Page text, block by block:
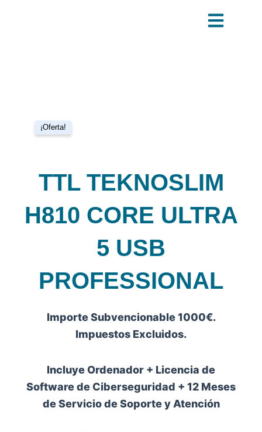
¡Oferta!
TTL TEKNOSLIM
H810 CORE ULTRA
5 USB
PROFESSIONAL
Importe Subvencionable 1000€.
Impuestos Excluidos.
Incluye Ordenador + Licencia de
Software de Ciberseguridad + 12 Meses
de Servicio de Soporte y Atención